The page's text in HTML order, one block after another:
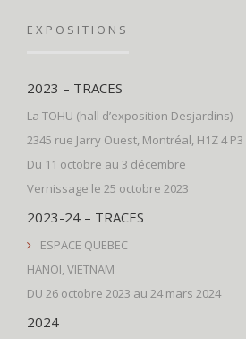
EXPOSITIONS
2023 – TRACES
La TOHU (hall d’exposition Desjardins)
2345 rue Jarry Ouest, Montréal, H1Z 4 P3
Du 11 octobre au 3 décembre
Vernissage le 25 octobre 2023
2023-24 – TRACES
ESPACE QUEBEC
HANOI, VIETNAM
DU 26 octobre 2023 au 24 mars 2024
2024